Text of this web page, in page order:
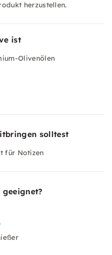
herzustellen.
ist
Olivenölen
solltest
für Notizen